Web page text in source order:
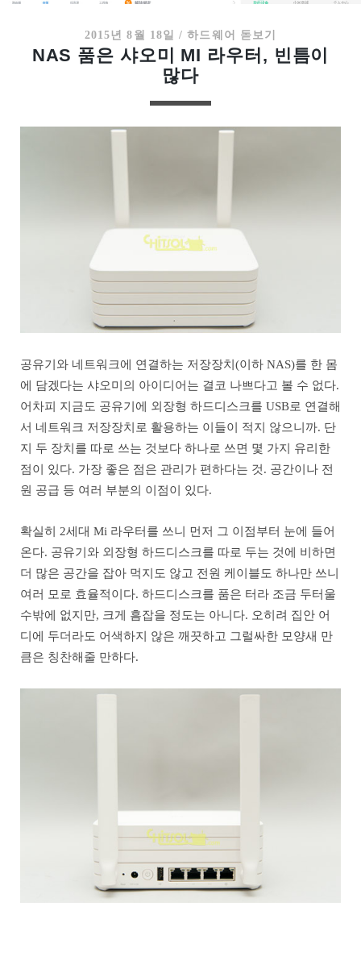
2015년 8월 18일 /하드웨어 돋보기
NAS 품은 샤오미 MI 라우터, 빈틈이
많다
공유기와 네트워크에 연결하는 저장장치(이하 NAS)를 한 몸
에 담겠다는 샤오미의 아이디어는 결코 나쁘다고 볼 수 없다.
어차피 지금도 공유기에 외장형 하드디스크를 USB로 연결해
서 네트워크 저장장치로 활용하는 이들이 적지 않으니까. 단
지 두 장치를 따로 쓰는 것보다 하나로 쓰면 몇 가지 유리한
점이 있다. 가장 좋은 점은 관리가 편하다는 것. 공간이나 전
원 공급 등 여러 부분의 이점이 있다.
확실히 2세대 Mi 라우터를 쓰니 먼저 그 이점부터 눈에 들어
온다. 공유기와 외장형 하드디스크를 따로 두는 것에 비하면
더 많은 공간을 잡아 먹지도 않고 전원 케이블도 하나만 쓰니
여러 모로 효율적이다. 하드디스크를 품은 터라 조금 두터울
수밖에 없지만, 크게 흠잡을 정도는 아니다. 오히려 집안 어
디에 두더라도 어색하지 않은 깨끗하고 그럴싸한 모양새 만
큼은 칭찬해줄 만하다.